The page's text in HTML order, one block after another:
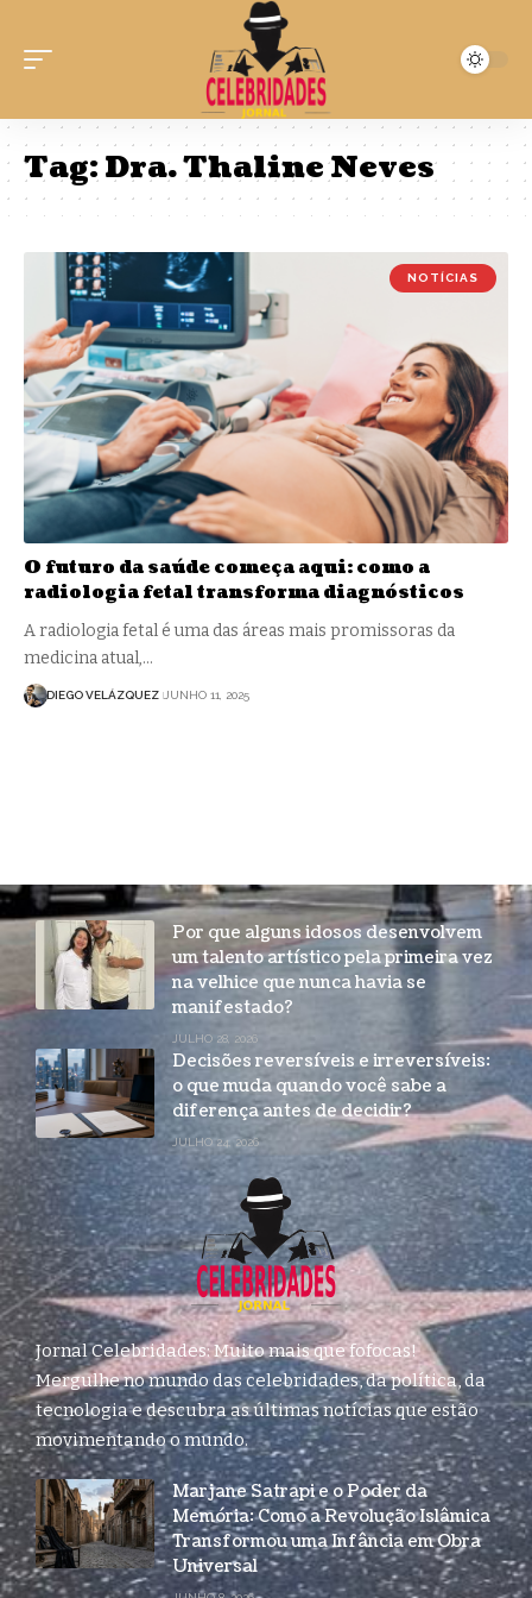
Tag:Dra. Thaline Neves
NOTÍCIAS
O futuro da saúde começa aqui: como a
radiologia fetal transforma diagnósticos
A radiologia fetal é uma das áreas mais promissoras da
medicina atual,…
DIEGO VELÁZQUEZ JUNHO 11, 2025
Por que alguns idosos desenvolvem
um talento artístico pela primeira vez
na velhice que nunca havia se
manifestado?
JULHO 28, 2026
Decisões reversíveis e irreversíveis:
o que muda quando você sabe a
diferença antes de decidir?
JULHO 24, 2026
Jornal Celebridades: Muito mais que fofocas!
Mergulhe no mundo das celebridades, da política, da
tecnologia e descubra as últimas notícias que estão
movimentando o mundo.
Marjane Satrapi e o Poder da
Memória: Como a Revolução Islâmica
Transformou uma Infância em Obra
Universal